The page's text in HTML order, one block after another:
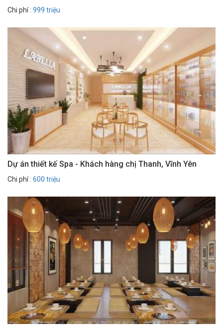
Chi phí : 999 triệu
Dự án thiết kế Spa - Khách hàng chị Thanh, Vĩnh Yên
Chi phí : 600 triệu